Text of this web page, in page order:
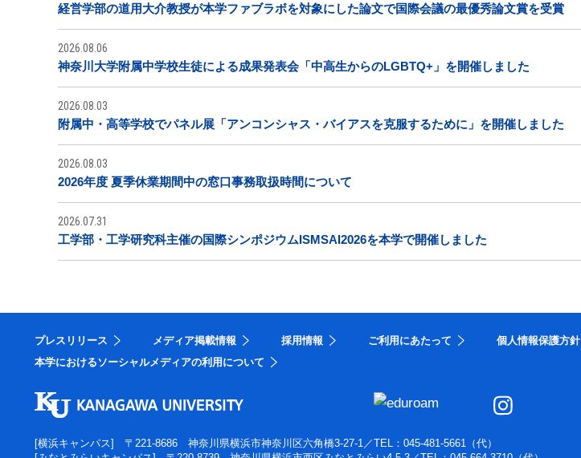
経営学部の道用大介教授が本学ファブラボを対象にした論文で国際会議の最優秀論文賞を受賞
2026.08.06
神奈川大学附属中学校生徒による成果発表会「中高生からのLGBTQ+」を開催しました
2026.08.03
附属中・高等学校でパネル展「アンコンシャス・バイアスを克服するために」を開催しました
2026.08.03
2026年度 夏季休業期間中の窓口事務取扱時間について
2026.07.31
工学部・工学研究科主催の国際シンポジウムISMSAI2026を本学で開催しました
プレスリリース メディア掲載情報 採用情報 ご利用にあたって 個人情報保護方針
本学におけるソーシャルメディアの利用について
[横浜キャンパス] 〒221-8686 神奈川県横浜市神奈川区六角橋3-27-1 ／TEL：045-481-5661（代）